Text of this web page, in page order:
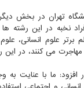
تهران در بخش
نخبه در این رشته
برتر علوم انسانی،
می کنند، در این
افزود: ما با